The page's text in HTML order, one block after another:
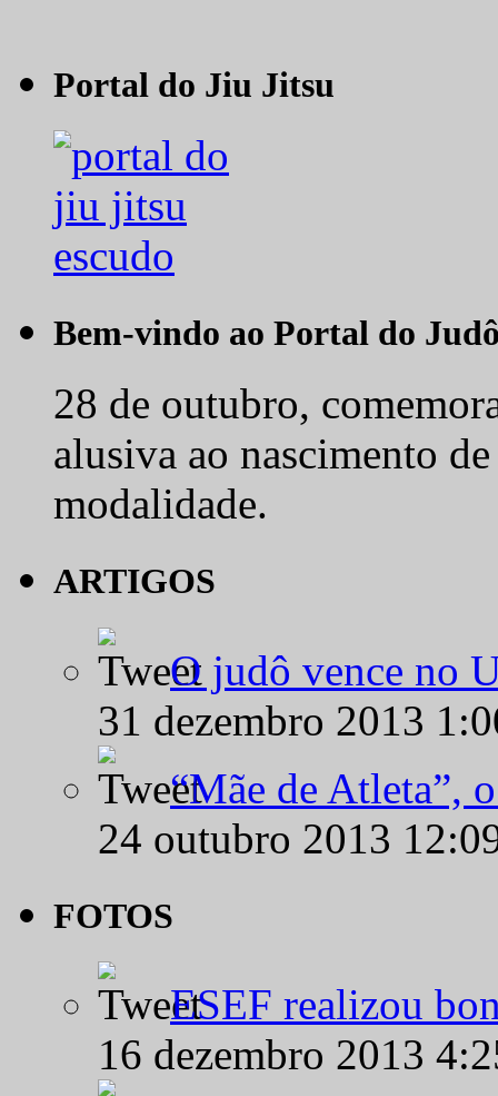
Portal do Jiu Jitsu
Bem-vindo ao Portal do
28 de outubro,
alusiva ao nascimento
modalidade.
ARTIGOS
O judô vence no
31 dezembro 2013
“Mãe de Atleta”,
24 outubro 2013
FOTOS
ESEF realizou
16 dezembro 2013